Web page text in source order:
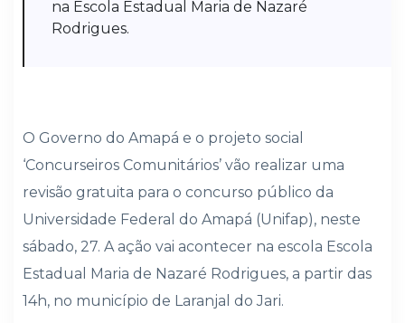
na Escola Estadual Maria de Nazaré
Rodrigues.
O Governo do Amapá e o projeto social
‘Concurseiros Comunitários’ vão realizar uma
revisão gratuita para o concurso público da
Universidade Federal do Amapá (Unifap), neste
sábado, 27. A ação vai acontecer na escola Escola
Estadual Maria de Nazaré Rodrigues, a partir das
14h, no município de Laranjal do Jari.